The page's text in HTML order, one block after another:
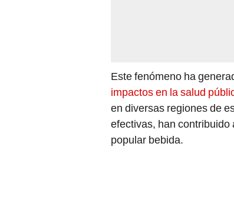
Este fenómeno ha
impactos en la salud
en diversas regiones de
efectivas, han contribuido
popular bebida.